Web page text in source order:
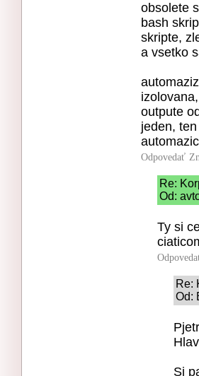
obsolete
bash
skripte,
a vsetko
outpute
jeden,
Odpovedať
Re:
Od:
Ty si
Re:
Od:
Si